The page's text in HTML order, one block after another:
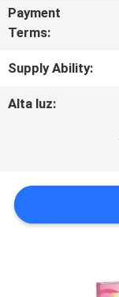
EN
PIDA
Payment
Terms:
Supply Ability:
Alta luz: